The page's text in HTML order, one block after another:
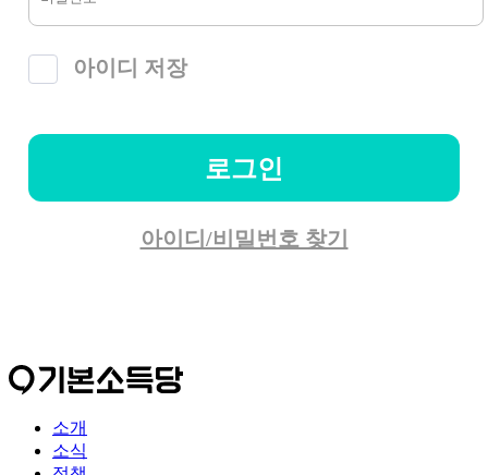
아이디 저장
로그인
아이디/비밀번호 찾기
소개
소식